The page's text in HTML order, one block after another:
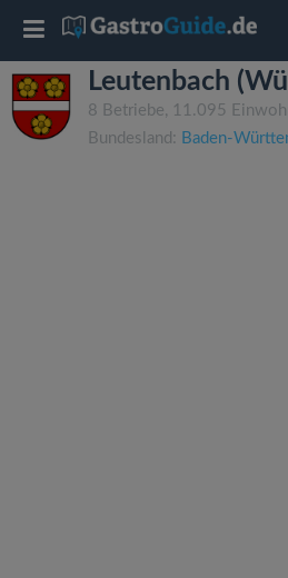
Leutenbach
8 Betriebe, 11.095
Bundesland: Baden-
T
o
g